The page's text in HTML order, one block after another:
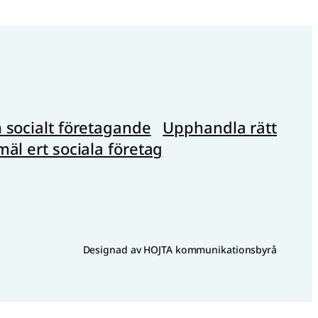
socialt företagande
ert sociala företag
Upphandla rätt
Designad av HOJTA kommunikationsbyrå